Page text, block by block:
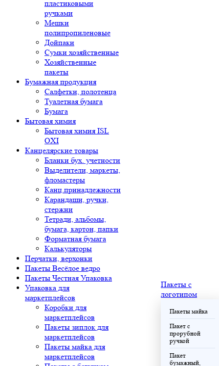
пластиковыми
ручками
Мешки
полипропиленовые
Дойпаки
Сумки хозяйственные
Хозяйственные
пакеты
Бумажная продукция
Салфетки, полотенца
Туалетная бумага
Бумага
Бытовая химия
Бытовая химия ISL
OXI
Канцелярские товары
Бланки бух. учетности
Выделители, маркеты,
фломастеры
Канц.принадлежности
Карандаши, ручки,
стержни
Тетради, альбомы,
бумага, картон, папки
Форматная бумага
Калькуляторы
Перчатки, верхонки
Пакеты Весёлое ведро
Пакеты Честная Упаковка
Упаковка для
маркетплейсов
Коробки для
маркетплейсов
Пакеты зиплок для
маркетплейсов
Пакеты майка для
маркетплейсов
Пакеты с
логотипом
Пакеты майка
Пакет с
прорубной
ручкой
Пакет
бумажный,